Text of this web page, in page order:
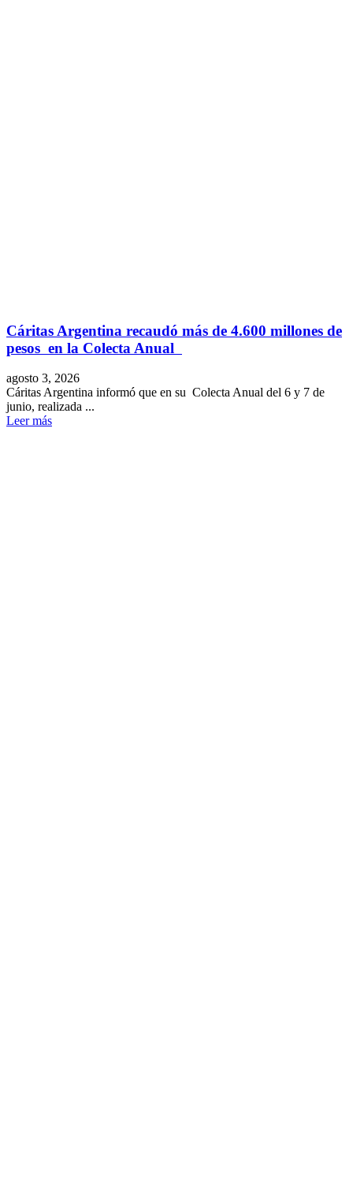
Cáritas Argentina recaudó más de 4.600 millones de
pesos en la Colecta Anual
agosto 3, 2026
Cáritas Argentina informó que en su Colecta Anual del 6 y 7 de
junio, realizada ...
Leer más